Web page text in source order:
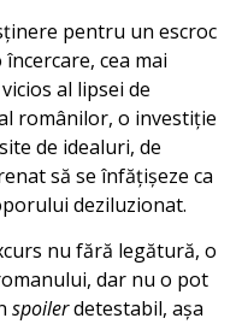
pentru un escroc
cea mai
al lipsei de
românilor, o investiție
de idealuri, de
să se înfățișeze ca
deziluzionat.
nu fără legătură, o
dar nu o pot
spoilerdetestabil, așa